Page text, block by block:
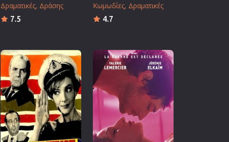
Δραματικές Δράσης
7.5
Κωμωδίες Δραματικές
4.7